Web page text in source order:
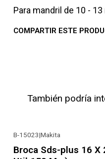
Para mandril de 10 -
COMPARTIR ESTE
También podría
B-15023|Makita
Broca Sds-plus 16 X